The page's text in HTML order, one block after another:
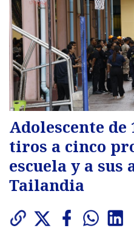
Adolescente de
tiros a cinco
escuela y a sus
Tailandia